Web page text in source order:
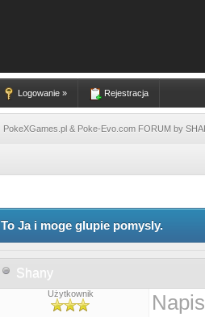
Logowanie » Rejestracja
PokeXGames.pl & Poke-Evo.com FORUM by
To Ja i moge glupie pomysly.
Shany
Użytkownik